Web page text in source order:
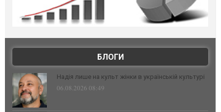
БЛОГИ
Надія лише на культ жінки в українській культурі
06.08.2026 08:49